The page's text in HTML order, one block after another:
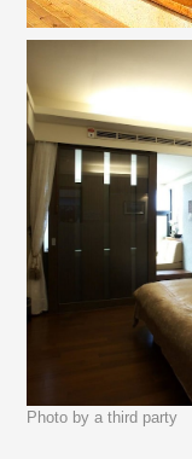
Photo by a third party